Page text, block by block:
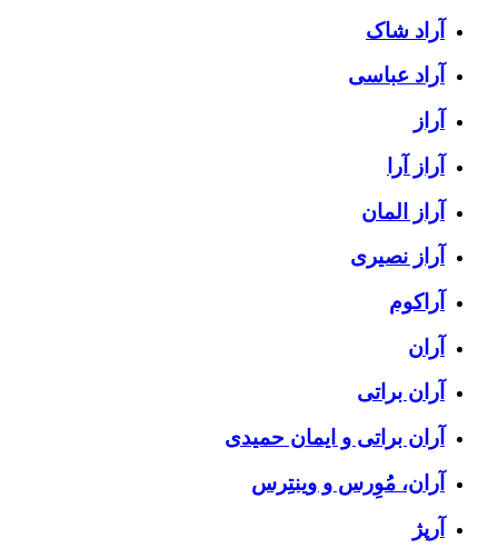
آراد شاک
آراد عباسی
آراز
آراز آرا
آراز المان
آراز نصیری
آراکوم
آران
آران براتی
آران براتی و ایمان حمیدی
آران، مُوِرس و وینتِرس
آرپژ